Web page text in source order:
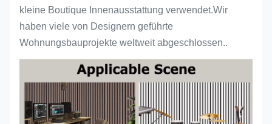
kleine Boutique Innenausstattung verwendet.Wir
haben viele von Designern geführte
Wohnungsbauprojekte weltweit abgeschlossen..